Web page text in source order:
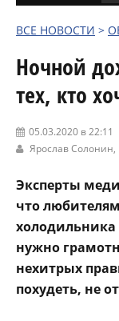
ВСЕ НОВОСТИ >
Ночной
тех, кто
05.03.2020 в 22:11
Ярослав Солонин,
Эксперты
что
холодильника
нужно
нехитрых
похудеть, не